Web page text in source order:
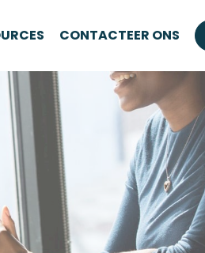
CONTACTEER ONS